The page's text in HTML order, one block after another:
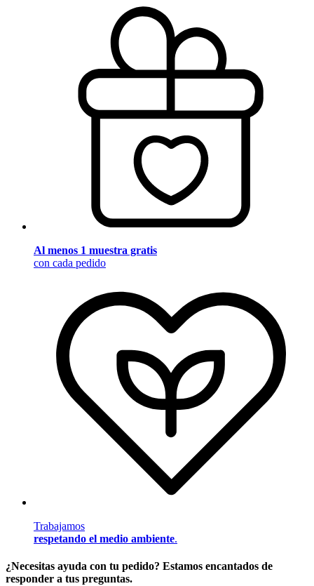
Al menos 1 muestra gratis
con cada pedido
Trabajamos
respetando el medio ambiente.
¿Necesitas ayuda con tu pedido? Estamos encantados de
responder a tus preguntas.